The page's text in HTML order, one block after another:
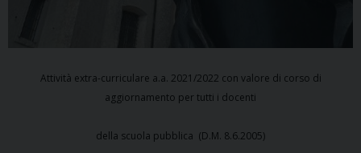
Attività extra-curriculare a.a. 2021/2022 con valore di corso di
aggiornamento per tutti i docenti
della scuola pubblica (D.M. 8.6.2005)